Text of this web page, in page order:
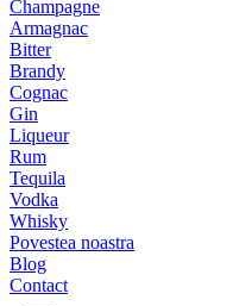
Champagne
Armagnac
Bitter
Brandy
Cognac
Gin
Liqueur
Rum
Tequila
Vodka
Whisky
Povestea noastra
Blog
Contact